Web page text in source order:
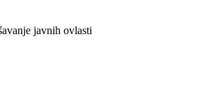
javnih ovlasti